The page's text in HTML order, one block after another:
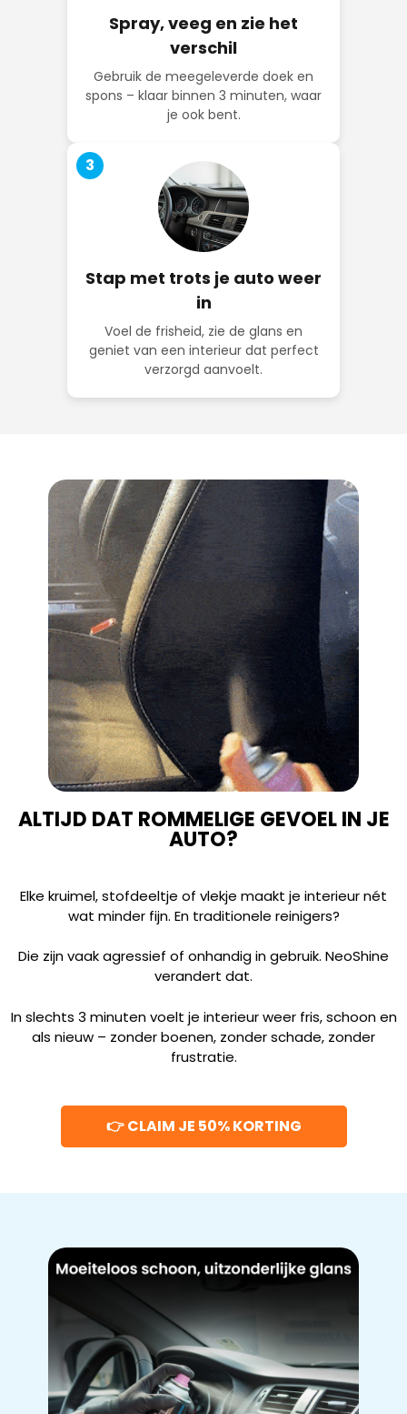
Spray, veeg en zie het
verschil
Gebruik de meegeleverde doek en
spons – klaar binnen 3 minuten, waar
je ook bent.
3
Stap met trots je auto weer
in
Voel de frisheid, zie de glans en
geniet van een interieur dat perfect
verzorgd aanvoelt.
ALTIJD DAT ROMMELIGE GEVOEL IN JE
AUTO?
Elke kruimel, stofdeeltje of vlekje maakt je interieur nét
wat minder fijn. En traditionele reinigers?
Die zijn vaak agressief of onhandig in gebruik. NeoShine
verandert dat.
In slechts 3 minuten voelt je interieur weer fris, schoon en
als nieuw – zonder boenen, zonder schade, zonder
frustratie.
👉 CLAIM JE 50% KORTING